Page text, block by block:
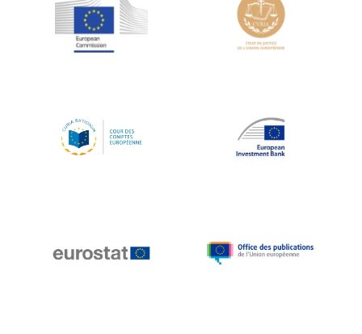
Jean-Louis Schiltz
Jean-Victor Louis
Johnny Åkerholm
Katharien L.C. Hunt